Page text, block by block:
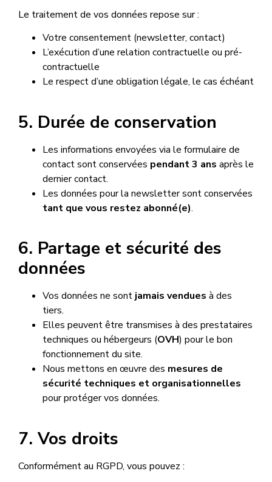
Le traitement de vos données repose sur :
Votre consentement (newsletter, contact)
L’exécution d’une relation contractuelle ou pré-
contractuelle
Le respect d’une obligation légale, le cas échéant
5. Durée de conservation
Les informations envoyées via le formulaire de
contact sont conservées pendant 3 ans après le
dernier contact.
Les données pour la newsletter sont conservées
tant que vous restez abonné(e).
6. Partage et sécurité des
données
Vos données ne sont jamais vendues à des
tiers.
Elles peuvent être transmises à des prestataires
techniques ou hébergeurs (OVH) pour le bon
fonctionnement du site.
Nous mettons en œuvre des mesures de
sécurité techniques et organisationnelles
pour protéger vos données.
7. Vos droits
Conformément au RGPD, vous pouvez :